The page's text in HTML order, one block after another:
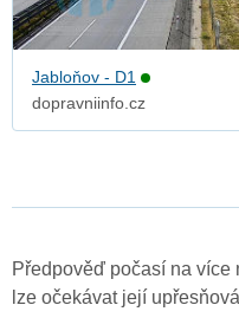
Jabloňov - D1
dopravniinfo.cz
Předpověď počasí na více
lze očekávat její